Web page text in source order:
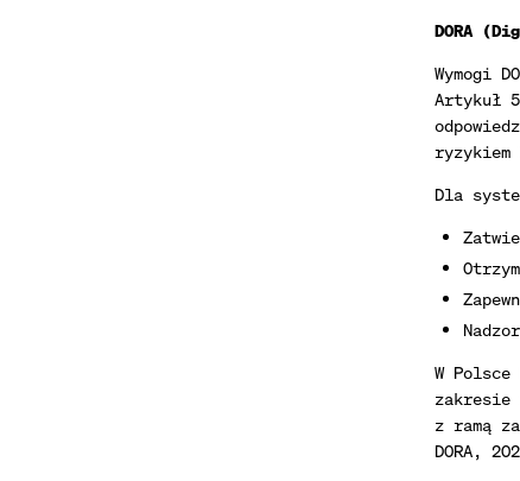
DORA
Wymogi
Artykuł
ryzykiem
Dla
W
zakresie
z ramą
DORA,